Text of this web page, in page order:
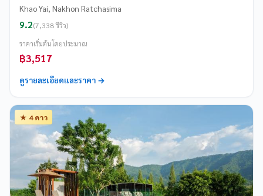
Khao Yai, Nakhon Ratchasima
9.2(7,338 รีวิว)
ราคาเริ่มต้นโดยประมาณ
฿3,517
ดูรายละเอียดและราคา →
★ 4 ดาว